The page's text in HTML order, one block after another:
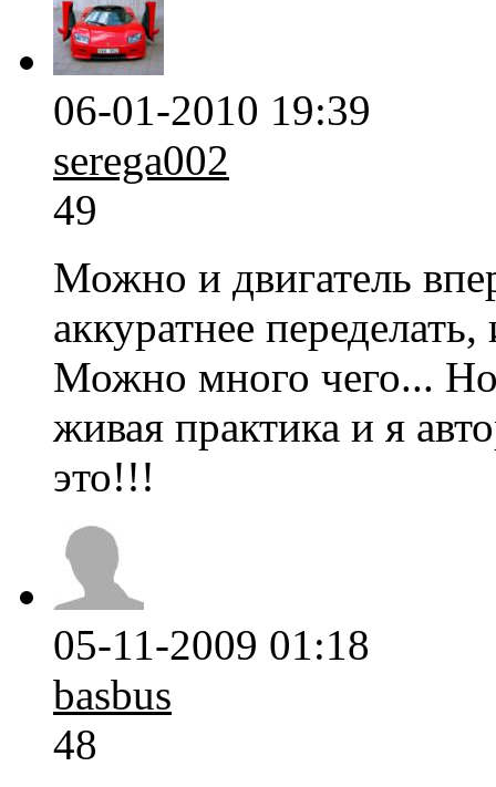
06-01-2010 19:39
serega002
49
Можно и двигатель
аккуратнее
Можно много чего... Но
живая практика и я
это!!!
05-11-2009 01:18
basbus
48